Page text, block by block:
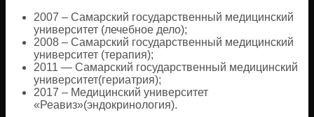
2007 – Самарский государственный медицинский
университет (лечебное дело);
2008 – Самарский государственный медицинский
университет (терапия);
2011 — Самарский государственный медицинский
университет(гериатрия);
2017 – Медицинский университет
«Реавиз»(эндокринология).